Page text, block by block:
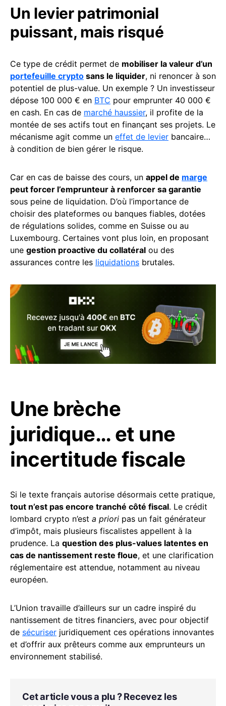
Un levier patrimonial
puissant, mais risqué
Ce type de crédit permet de mobiliser la valeur d’un
portefeuille crypto sans le liquider, ni renoncer à son
potentiel de plus-value. Un exemple ? Un investisseur
dépose 100 000 € en BTC pour emprunter 40 000 €
en cash. En cas de marché haussier, il profite de la
montée de ses actifs tout en finançant ses projets. Le
mécanisme agit comme un effet de levier bancaire…
à condition de bien gérer le risque.
Car en cas de baisse des cours, un appel de marge
peut forcer l’emprunteur à renforcer sa garantie
sous peine de liquidation. D’où l’importance de
choisir des plateformes ou banques fiables, dotées
de régulations solides, comme en Suisse ou au
Luxembourg. Certaines vont plus loin, en proposant
une gestion proactive du collatéral ou des
assurances contre les liquidations brutales.
Une brèche
juridique… et une
incertitude fiscale
Si le texte français autorise désormais cette pratique,
tout n’est pas encore tranché côté fiscal. Le crédit
lombard crypto n’est a priori pas un fait générateur
d’impôt, mais plusieurs fiscalistes appellent à la
prudence. La question des plus-values latentes en
cas de nantissement reste floue, et une clarification
réglementaire est attendue, notamment au niveau
européen.
L’Union travaille d’ailleurs sur un cadre inspiré du
nantissement de titres financiers, avec pour objectif
de sécuriser juridiquement ces opérations innovantes
et d’offrir aux prêteurs comme aux emprunteurs un
environnement stabilisé.
Cet article vous a plu ? Recevez les